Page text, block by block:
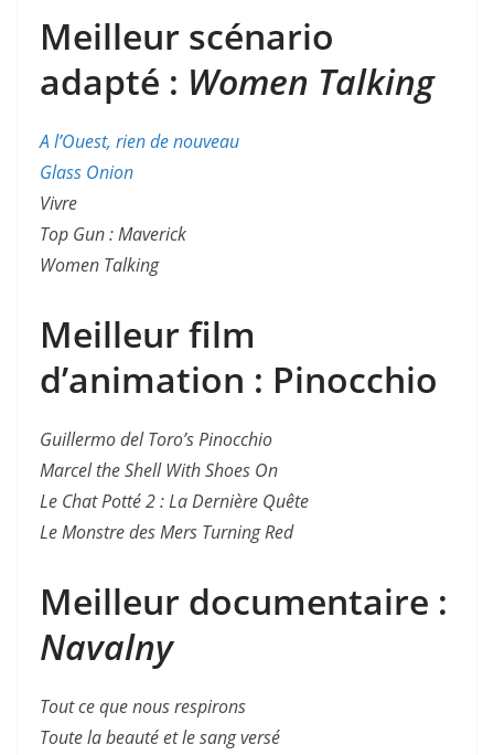
Meilleur scénario
adapté : Women Talking
A l’Ouest, rien de nouveau
Glass Onion
Vivre
Top Gun : Maverick
Women Talking
Meilleur film
d’animation : Pinocchio
Guillermo del Toro’s Pinocchio
Marcel the Shell With Shoes On
Le Chat Potté 2 : La Dernière Quête
Le Monstre des Mers Turning Red
Meilleur documentaire :
Navalny
Tout ce que nous respirons
Toute la beauté et le sang versé